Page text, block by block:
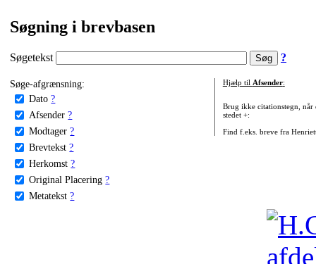
Søgning i brevbasen
Søgetekst ?
Søge-afgrænsning:
Dato ?
Afsender ?
Modtager ?
Brevtekst ?
Herkomst ?
Original Placering ?
Metatekst ?
Hjælp til Afsender:
Brug ikke citationstegn, når
stedet +:
Find f.eks. breve fra